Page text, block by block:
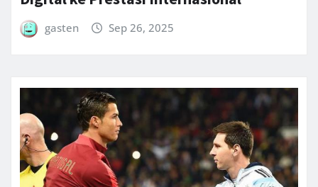
gasten Sep 26, 2025